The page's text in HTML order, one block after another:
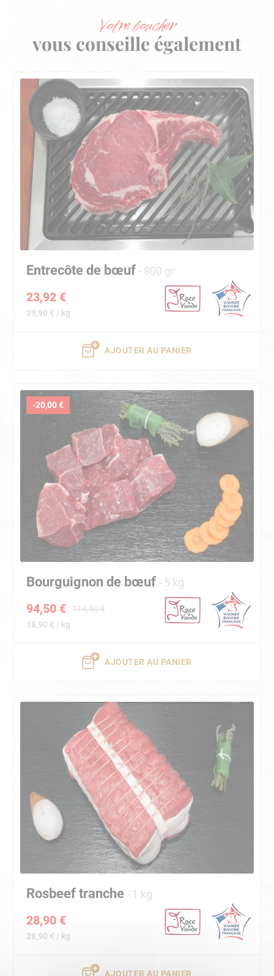
Votre boucher
vous conseille également
Entrecôte de bœuf 800 gr
23,92 €
29,90 € / kg
AJOUTER AU PANIER
-20,00 €
Bourguignon de bœuf 5 kg
114,50 €
94,50 €
18,90 € / kg
AJOUTER AU PANIER
Rosbeef tranche 1 kg
28,90 €
28,90 € / kg
AJOUTER AU PANIER